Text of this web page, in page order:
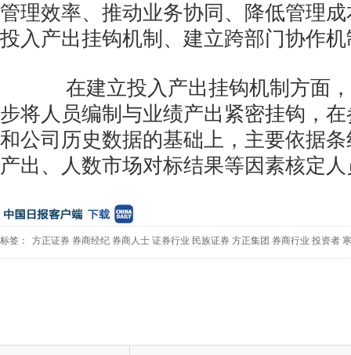
管理效率、推动业务协同、降低管理
投入产出挂钩机制、建立跨部门协作
在建立投入产出挂钩机制方面，
步将人员编制与业绩产出紧密挂钩，
和公司历史数据的基础上，主要依据
产出、人数市场对标结果等因素核定
标签： 方正证券 券商经纪 券商人士 证券行业 民族证券 方正集团 券商行业 投资者